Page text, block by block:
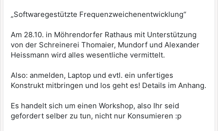
„Softwaregestützte Frequenzweichenentwicklung“
Am 28.10. in Möhrendorfer Rathaus mit Unterstützung
von der Schreinerei Thomaier, Mundorf und Alexander
Heissmann wird alles wesentliche vermittelt.
Also: anmelden, Laptop und evtl. ein unfertiges
Konstrukt mitbringen und los geht es! Details im Anhang.
Es handelt sich um einen Workshop, also Ihr seid
gefordert selber zu tun, nicht nur Konsumieren :p